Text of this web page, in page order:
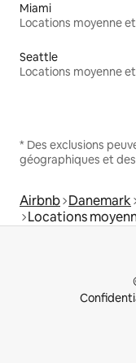
Miami
Seattle
* Des exclusions
géographiques et
Airbnb Danemark
Locations